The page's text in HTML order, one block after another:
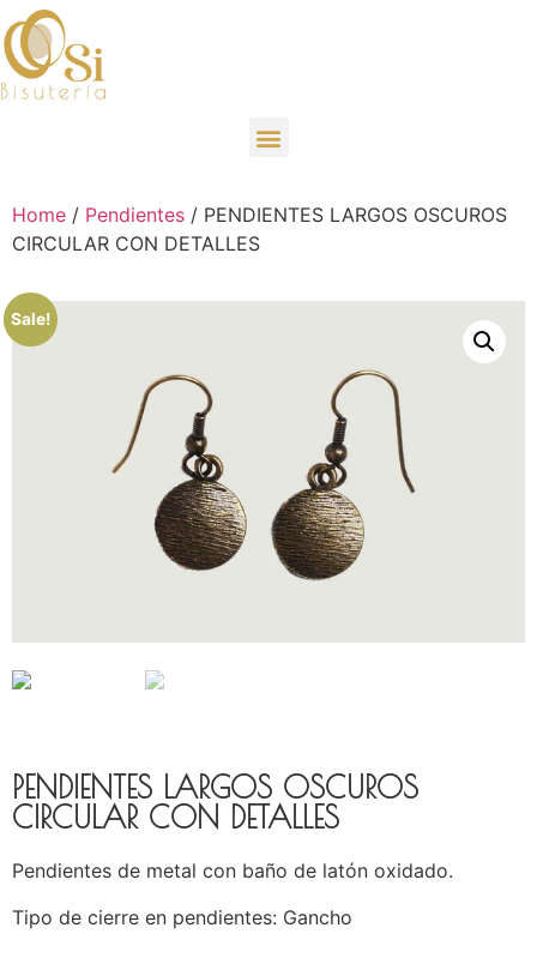
Home / Pendientes / PENDIENTES LARGOS OSCUROS
CIRCULAR CON DETALLES
Sale!
PENDIENTES LARGOS OSCUROS
CIRCULAR CON DETALLES
Pendientes de metal con baño de latón oxidado.
Tipo de cierre en pendientes: Gancho